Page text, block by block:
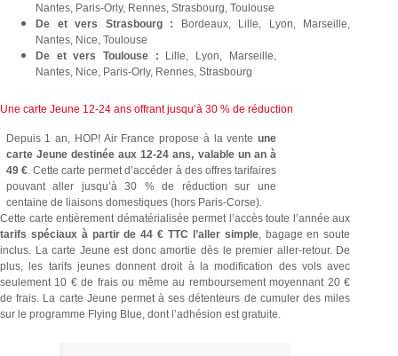
Nantes, Paris-Orly, Rennes, Strasbourg, Toulouse
De et vers Strasbourg :
Bordeaux, Lille, Lyon, Marseille,
Nantes, Nice, Toulouse
De et vers Toulouse :
Lille, Lyon, Marseille,
Nantes, Nice, Paris-Orly, Rennes, Strasbourg
Une carte Jeune 12-24 ans offrant jusqu’à 30 % de réduction
Depuis 1 an, HOP! Air France propose à la vente une
carte Jeune destinée aux 12-24 ans, valable un an à
49 €. Cette carte permet d’accéder à des offres tarifaires
pouvant aller jusqu’à 30 % de réduction sur une
centaine de liaisons domestiques (hors Paris-Corse).
Cette carte entièrement dématérialisée permet l’accès toute l’année aux
tarifs spéciaux à partir de 44 € TTC l’aller simple, bagage en soute
inclus. La carte Jeune est donc amortie dès le premier aller-retour. De
plus, les tarifs jeunes donnent droit à la modification des vols avec
seulement 10 € de frais ou même au remboursement moyennant 20 €
de frais. La carte Jeune permet à ses détenteurs de cumuler des miles
sur le programme Flying Blue, dont l’adhésion est gratuite.